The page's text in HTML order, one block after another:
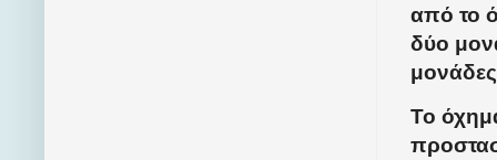
από το
δύο
Το